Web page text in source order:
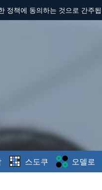
정책에 동의하는 것으로 간주
스도쿠 오델로